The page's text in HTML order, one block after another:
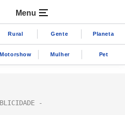
Menu
Rural Gente Planeta
Motorshow Mulher Pet